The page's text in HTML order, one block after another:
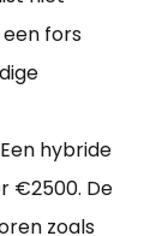
fors
hybride
€2500. De
zoals